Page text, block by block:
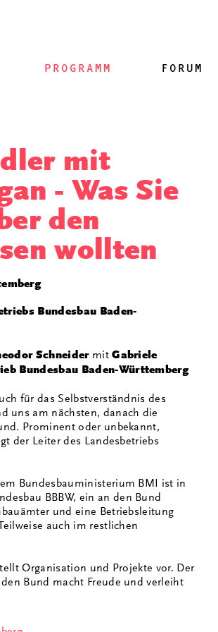
PROGRAMM FORUM
mit
- Was Sie
den
wollten
Bundesbau Baden-
SchneidermitGabriele
Bundesbau Baden-Württemberg
für das Selbstverständnis des
uns am nächsten, danach die
Prominent oder unbekannt,
der Leiter des Landesbetriebs
Bundesbauministerium BMI ist in
BBBW, ein an den Bund
und eine Betriebsleitung
auch im restlichen
Organisation und Projekte vor. Der
Bund macht Freude und verleiht